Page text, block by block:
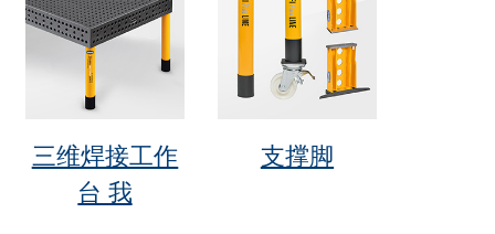
三维焊接工作
台 我
支撑脚